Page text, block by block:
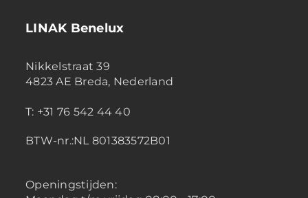
LINAK Benelux
Nikkelstraat 39
4823 AE Breda, Nederland
T: +31 76 542 44 40
BTW-nr.:NL 801383572B01
Openingstijden: